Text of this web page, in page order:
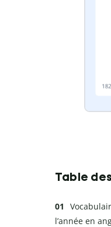
Table
l’année en